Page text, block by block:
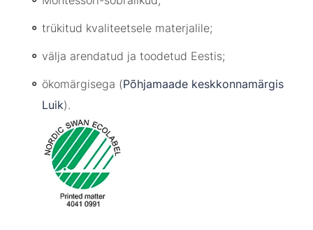
trükitud kvaliteetsele materjalile;
välja arendatud ja toodetud Eestis;
ökomärgisega (Põhjamaade keskkonnamärgis
Luik).